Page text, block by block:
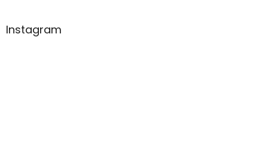
Instagram